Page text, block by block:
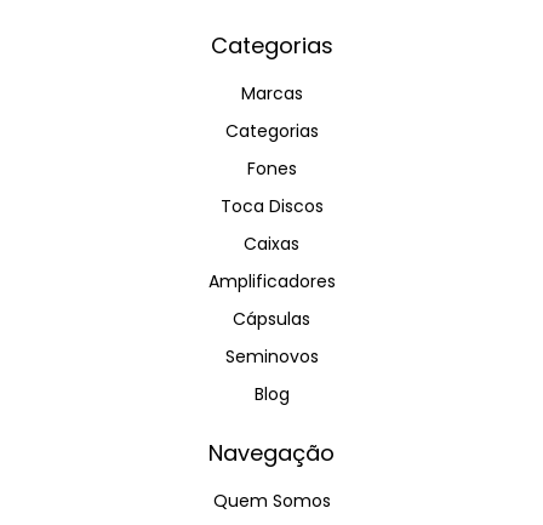
Categorias
Marcas
Categorias
Fones
Toca Discos
Caixas
Amplificadores
Cápsulas
Seminovos
Blog
Navegação
Quem Somos